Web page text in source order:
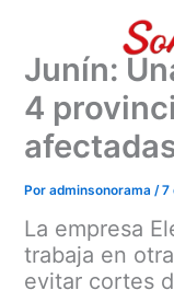
contenido
Junín:
4
Poradminsonorama/7
La empresa
trabaja en
evitar cortes